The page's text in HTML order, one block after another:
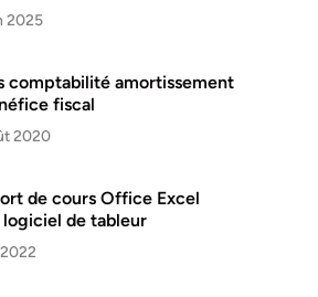
2025
comptabilité amortissement
fiscal
2020
de cours Office Excel
de tableur